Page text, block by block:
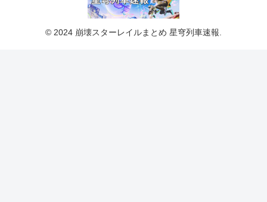
© 2024 崩壊スターレイルまとめ 星穹列車速報.